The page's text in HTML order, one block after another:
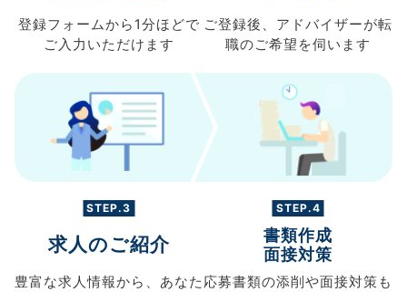
登録フォームから 1分ほどで
ご入力 いただけます
ご登録後、 アドバイザーが転
職のご希望を伺います
STEP.3
求人のご紹介
豊富な求人情報から、 あなた
STEP.4
書類作成
面接対策
応募書類の添削や面接対策も